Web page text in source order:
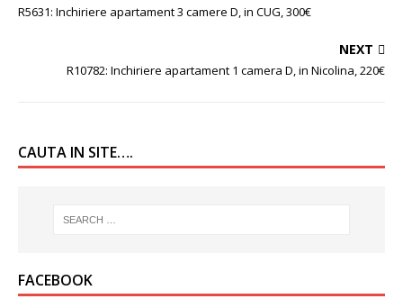
R5631: Inchiriere apartament 3 camere D, in CUG, 300€
NEXT
R10782: Inchiriere apartament 1 camera D, in Nicolina, 220€
CAUTA IN SITE….
FACEBOOK